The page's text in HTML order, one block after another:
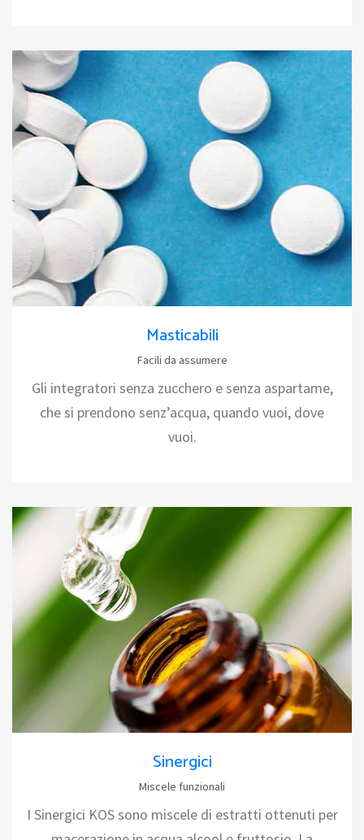
Masticabili
Facili da assumere
Gli integratori senza zucchero e senza aspartame,
che si prendono senz’acqua, quando vuoi, dove
vuoi.
Sinergici
Miscele funzionali
I Sinergici KOS sono miscele di estratti ottenuti per